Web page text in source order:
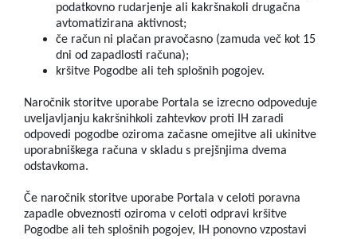
podatkovno rudarjenje ali kakršnakoli drugačna
avtomatizirana aktivnost;
če račun ni plačan pravočasno (zamuda več kot 15
dni od zapadlosti računa);
kršitve Pogodbe ali teh splošnih pogojev.
Naročnik storitve uporabe Portala se izrecno odpoveduje
uveljavljanju kakršnihkoli zahtevkov proti IH zaradi
odpovedi pogodbe oziroma začasne omejitve ali ukinitve
uporabniškega računa v skladu s prejšnjima dvema
odstavkoma.
Če naročnik storitve uporabe Portala v celoti poravna
zapadle obveznosti oziroma v celoti odpravi kršitve
Pogodbe ali teh splošnih pogojev, IH ponovno vzpostavi